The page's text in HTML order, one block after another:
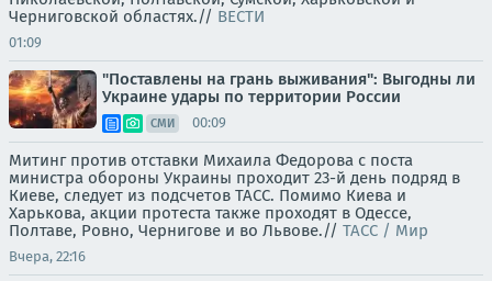
Черниговской областях.// ВЕСТИ
01:09
"Поставлены на грань выживания": Выгодны ли
Украине удары по территории России
СМИ 00:09
Митинг против отставки Михаила Федорова с поста
министра обороны Украины проходит 23-й день подряд в
Киеве, следует из подсчетов ТАСС. Помимо Киева и
Харькова, акции протеста также проходят в Одессе,
Полтаве, Ровно, Чернигове и во Львове.// ТАСС / Мир
Вчера, 22:16